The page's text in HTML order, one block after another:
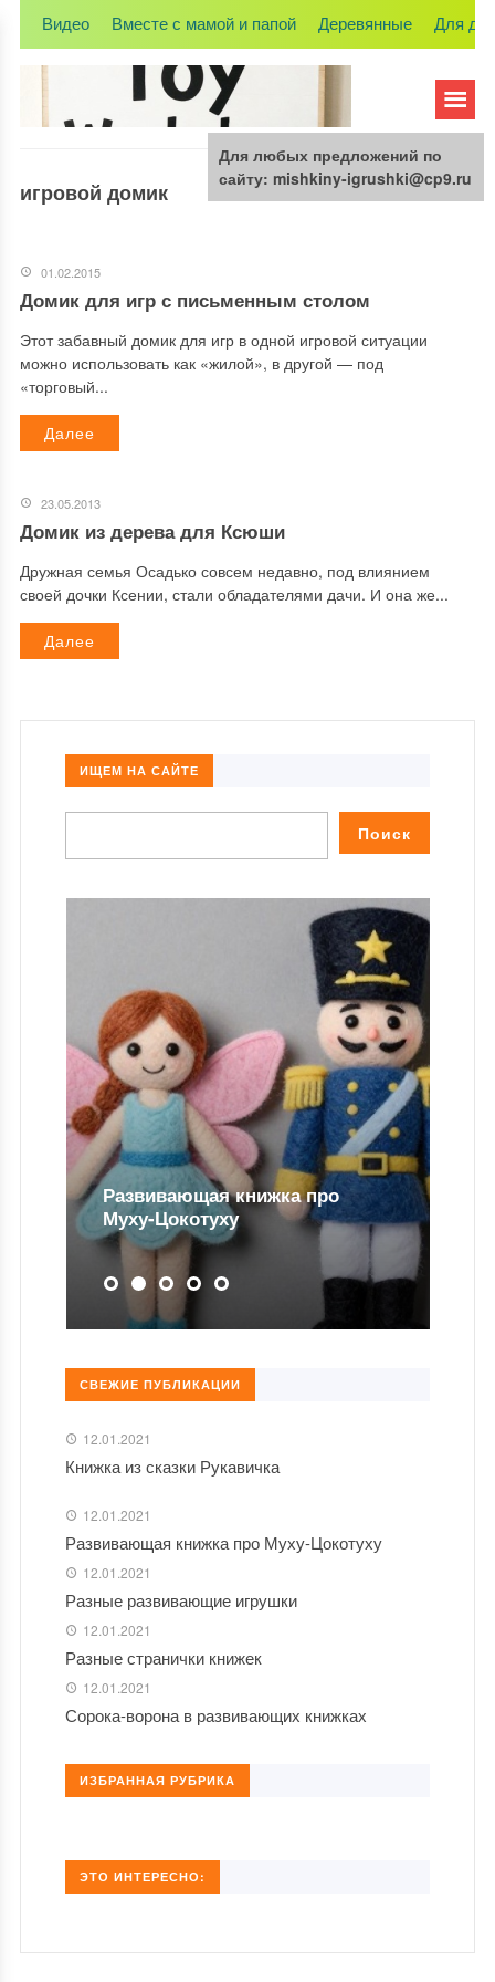
Видео Вместе с мамой и папой Деревянные Для
игровой домик
01.02.2015
Домик для игр с письменным столом
Этот забавный домик для игр в одной игровой ситуации
можно использовать как «жилой», в другой — под
«торговый...
Далее
23.05.2013
Домик из дерева для Ксюши
Дружная семья Осадько совсем недавно, под влиянием
своей дочки Ксении, стали обладателями дачи. И она же...
Далее
ИЩЕМ НА САЙТЕ
Развивающая книжка про
Муху-Цокотуху
СВЕЖИЕ ПУБЛИКАЦИИ
12.01.2021
Книжка из сказки Рукавичка
12.01.2021
Развивающая книжка про Муху-Цокотуху
12.01.2021
Разные развивающие игрушки
12.01.2021
Разные странички книжек
12.01.2021
Сорока-ворона в развивающих книжках
ИЗБРАННАЯ РУБРИКА
ЭТО ИНТЕРЕСНО:
Для любых предложений по
сайту: mishkiny-igrushki@cp9.ru